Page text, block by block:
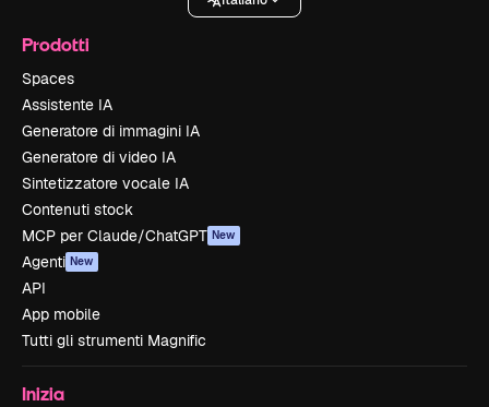
Prodotti
Spaces
Assistente IA
Generatore di immagini IA
Generatore di video IA
Sintetizzatore vocale IA
Contenuti stock
MCP per Claude/ChatGPT New
Agenti New
API
App mobile
Tutti gli strumenti Magnific
Inizia